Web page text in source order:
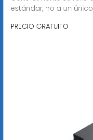
estándar, no a un único
PRECIO GRATUITO